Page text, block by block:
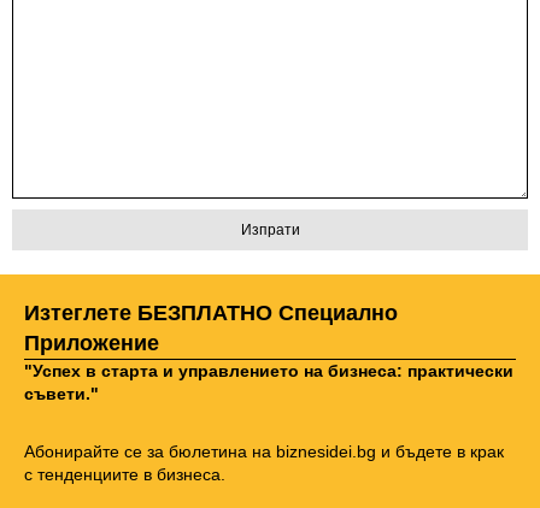
Изтеглете БЕЗПЛАТНО Специално
Приложение
"Успех в старта и управлението на бизнеса: практически
съвети."
Абонирайте се за бюлетина на biznesidei.bg и бъдете в крак
с тенденциите в бизнеса.